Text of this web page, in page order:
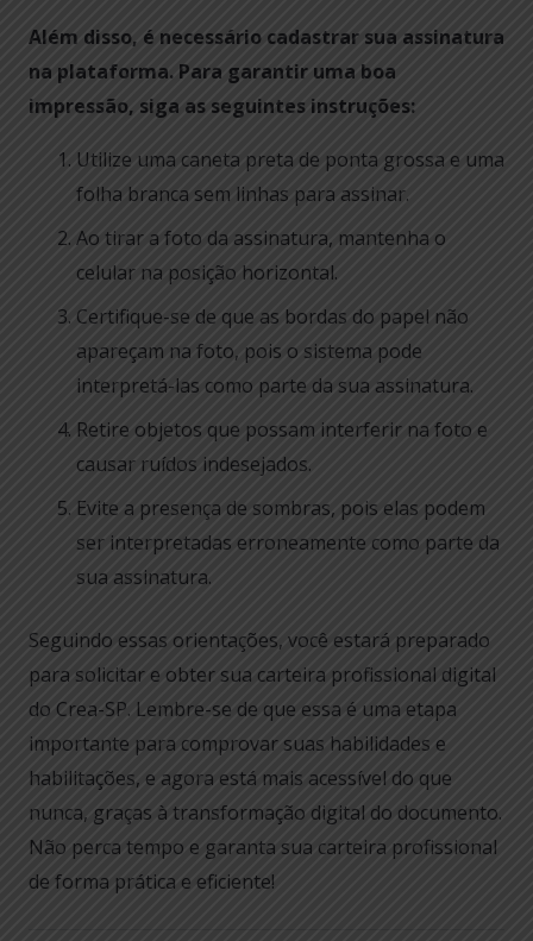
Além disso, é necessário cadastrar sua assinatura
na plataforma. Para garantir uma boa
impressão, siga as seguintes instruções:
Utilize uma caneta preta de ponta grossa e uma
folha branca sem linhas para assinar.
Ao tirar a foto da assinatura, mantenha o
celular na posição horizontal.
Certifique-se de que as bordas do papel não
apareçam na foto, pois o sistema pode
interpretá-las como parte da sua assinatura.
Retire objetos que possam interferir na foto e
causar ruídos indesejados.
Evite a presença de sombras, pois elas podem
ser interpretadas erroneamente como parte da
sua assinatura.
Seguindo essas orientações, você estará preparado
para solicitar e obter sua carteira profissional digital
do Crea-SP. Lembre-se de que essa é uma etapa
importante para comprovar suas habilidades e
habilitações, e agora está mais acessível do que
nunca, graças à transformação digital do documento.
Não perca tempo e garanta sua carteira profissional
de forma prática e eficiente!